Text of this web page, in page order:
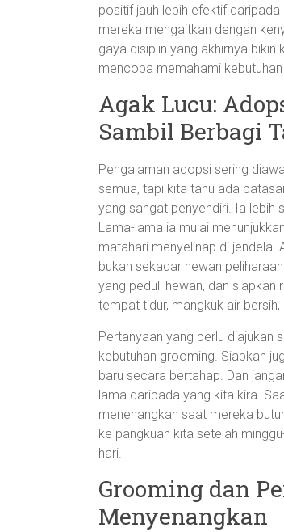
positif jauh lebih efektif
mereka mengaitkan dengan
gaya disiplin yang akhirnya
mencoba memahami
Agak Lucu:
Sambil Berbagi
Pengalaman adopsi sering
semua, tapi kita tahu ada
yang sangat penyendiri. Ia lebih
Lama-lama ia mulai
matahari menyelinap di jendela.
bukan sekadar hewan
yang peduli hewan, dan siapkan
tempat tidur, mangkuk air
Pertanyaan yang perlu diajukan
kebutuhan grooming. Siapkan
baru secara bertahap. Dan
lama daripada yang kita kira.
menenangkan saat mereka
ke pangkuan kita setelah
hari.
Grooming dan
Menyenangkan